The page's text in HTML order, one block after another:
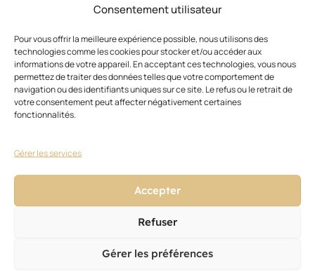
Consentement utilisateur
Pour vous offrir la meilleure expérience possible, nous utilisons des
technologies comme les cookies pour stocker et/ou accéder aux
informations de votre appareil. En acceptant ces technologies, vous nous
permettez de traiter des données telles que votre comportement de
navigation ou des identifiants uniques sur ce site. Le refus ou le retrait de
votre consentement peut affecter négativement certaines
fonctionnalités.
Gérer les services
Accepter
Refuser
Gérer les préférences
Steel
Lock
une
laque
pour
une
jusque